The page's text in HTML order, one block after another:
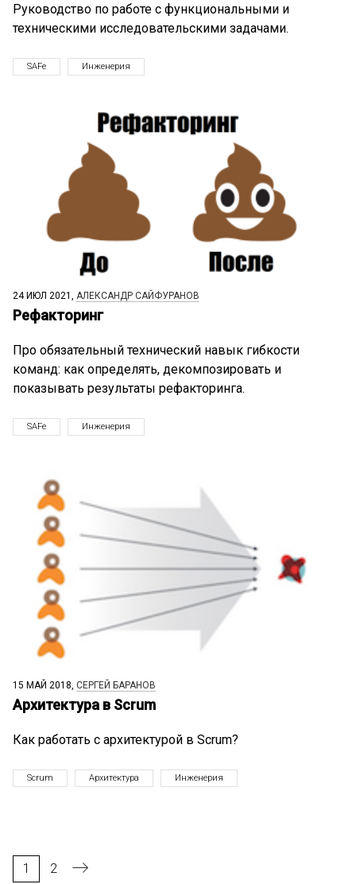
Руководство по работе с функциональными и
техническими исследовательскими задачами.
SAFe Инженерия
24 ИЮЛ 2021, АЛЕКСАНДР САЙФУРАНОВ
Рефакторинг
Про обязательный технический навык гибкости
команд: как определять, декомпозировать и
показывать результаты рефакторинга.
SAFe Инженерия
15 МАЙ 2018, СЕРГЕЙ БАРАНОВ
Архитектура в Scrum
Как работать с архитектурой в Scrum?
Scrum Архитектура Инженерия
1 2